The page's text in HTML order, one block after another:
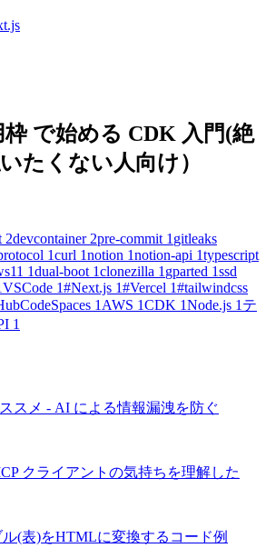
枠 で始める CDK 入門(絶
たくない人向け）
2devcontainer 2pre-commit 1 gitleaks
1curl 1notion 1notion-api 1typescript
1dual-boot 1clonezilla 1 gparted 1ssd
VSCode 1#Next.js 1#Vercel 1#tailwindcss
1 AWS 1CDK 1Node.js 1 テ
1
スメ - AI による情報漏洩を防ぐ
クライアントの気持ちを理解した
(表)をHTMLに変換するコード例